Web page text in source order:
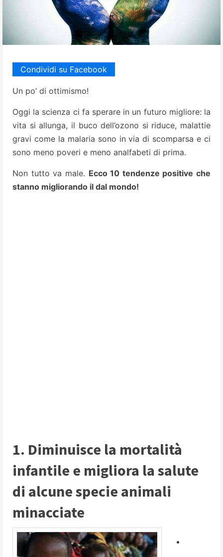
Condividi su Facebook
Un po’ di ottimismo!
Oggi la scienza ci fa sperare in un futuro migliore: la
vita si allunga, il buco dell’ozono si riduce, malattie
gravi come la malaria sono in via di scomparsa e ci
sono meno poveri e meno analfabeti di prima.
Non tutto va male. Ecco 10 tendenze positive che
stanno migliorando il dal mondo!
1. Diminuisce la mortalità
infantile e migliora la salute
di alcune specie animali
minacciate